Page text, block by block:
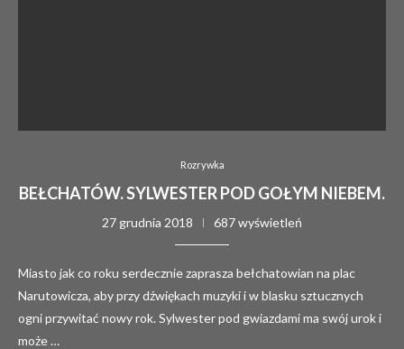
Rozrywka
BEŁCHATÓW. SYLWESTER POD GOŁYM NIEBEM.
27 grudnia 2018 687 wyświetleń
Miasto jak co roku serdecznie zaprasza bełchatowian na plac
Narutowicza, aby przy dźwiękach muzyki i w blasku sztucznych
ogni przywitać nowy rok. Sylwester pod gwiazdami ma swój urok i
może …